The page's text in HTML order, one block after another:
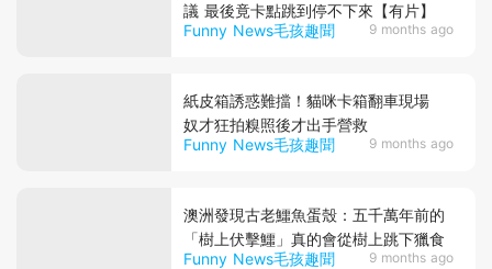
Funny News毛孩趣聞 9 months ago
議 最後竟卡點跳到停不下來【有片】
Funny News毛孩趣聞 9 months ago
紙皮箱誘惑難擋！貓咪卡箱翻車現場
奴才狂拍糗照後才出手營救
Funny News毛孩趣聞 9 months ago
澳洲發現古老鱷魚蛋殼：五千萬年前的
「樹上伏擊鱷」真的會從樹上跳下獵食